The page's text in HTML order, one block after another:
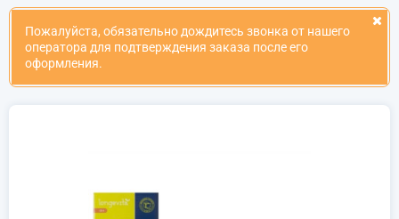
Пожалуйста, обязательно дождитесь звонка от нашего
оператора для подтверждения заказа после его
оформления.